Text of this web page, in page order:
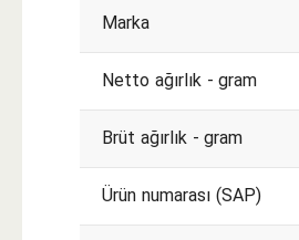
Marka
Netto ağırlık - gram
Brüt ağırlık - gram
Ürün numarası (SAP)